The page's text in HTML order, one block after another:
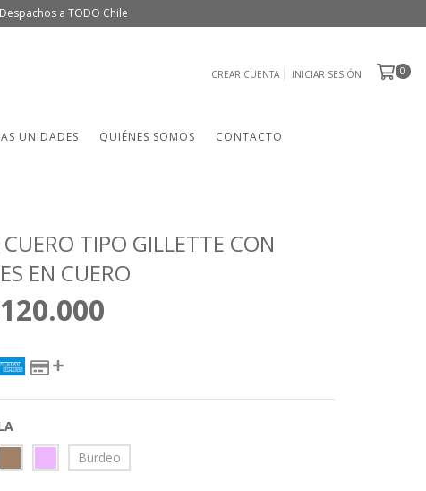
a TODO Chile
CREAR CUENTA INICIAR SESIÓN 0
UNIDADES QUIÉNES SOMOS CONTACTO
TIPO GILLETTE CON
EN CUERO
Burdeo